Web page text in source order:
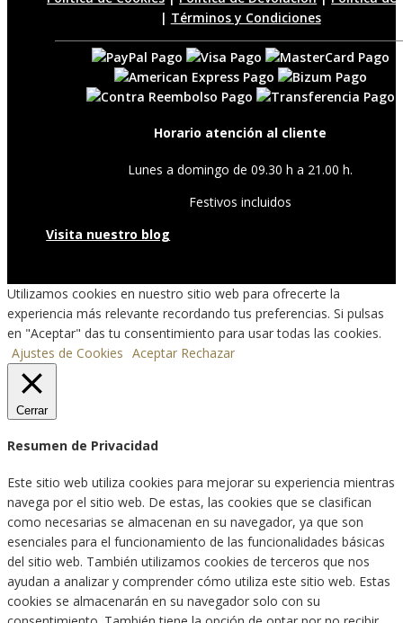
| Términos y Condiciones
Horario atención al cliente
Lunes a domingo de 09.30 h a 21.00 h.
Festivos incluidos
Visita nuestro blog
Utilizamos cookies en nuestro sitio web para ofrecerte la
experiencia más relevante recordando tus preferencias. Si pulsas
en "Aceptar" das tu consentimiento para usar todas las cookies.
Ajustes de Cookies Aceptar Rechazar
Cerrar
Resumen de Privacidad
Este sitio web utiliza cookies para mejorar su experiencia mientras
navega por el sitio web. De estas, las cookies que se clasifican
como necesarias se almacenan en su navegador, ya que son
esenciales para el funcionamiento de las funcionalidades básicas
del sitio web. También utilizamos cookies de terceros que nos
ayudan a analizar y comprender cómo utiliza este sitio web. Estas
cookies se almacenarán en su navegador solo con su